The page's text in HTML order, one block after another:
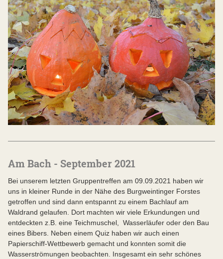
Am Bach - September 2021
Bei unserem letzten Gruppentreffen am 09.09.2021 haben wir
uns in kleiner Runde in der Nähe des Burgweintinger Forstes
getroffen und sind dann entspannt zu einem Bachlauf am
Waldrand gelaufen. Dort machten wir viele Erkundungen und
entdeckten z.B. eine Teichmuschel, Wasserläufer oder den Bau
eines Bibers. Neben einem Quiz haben wir auch einen
Papierschiff-Wettbewerb gemacht und konnten somit die
Wasserströmungen beobachten. Insgesamt ein sehr schönes